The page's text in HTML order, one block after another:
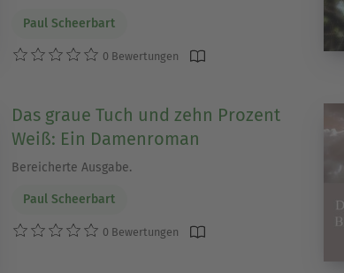
Paul Scheerbart
0 Bewertungen
Das graue Tuch und zehn Prozent
Weiß: Ein Damenroman
Bereicherte Ausgabe.
Paul Scheerbart
0 Bewertungen